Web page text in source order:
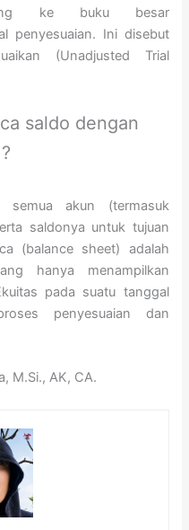
ke buku besar
penyesuaian. Ini disebut
(Unadjusted Trial
saldo dengan
akun (termasuk
saldonya untuk tujuan
(balance sheet) adalah
hanya menampilkan
pada suatu tanggal
penyesuaian dan
M.Si., AK, CA.